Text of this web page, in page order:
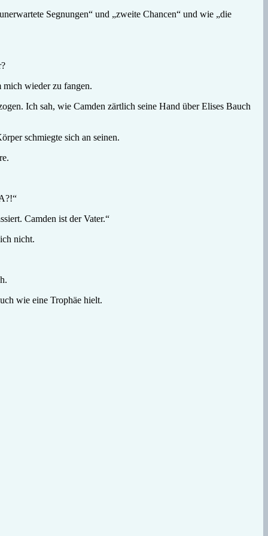
Segnungen“ und „zweite Chancen“ und wie „die
wieder zu fangen.
Ich sah, wie Camden zärtlich seine Hand über Elises Bauch
schmiegte sich an seinen.
Camden ist der Vater.“
nicht.
wie eine Trophäe hielt.